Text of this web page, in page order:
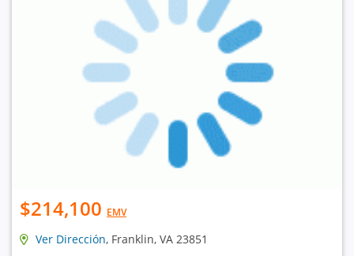
$214,100 EMV
Ver Dirección, Franklin, VA 23851